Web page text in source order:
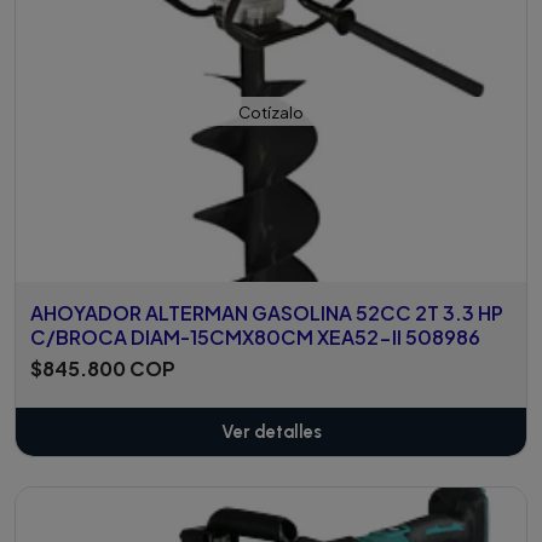
Cotízalo
AHOYADOR ALTERMAN GASOLINA 52CC 2T 3.3 HP
C/BROCA DIAM-15CMX80CM XEA52-II 508986
$845.800 COP
Ver detalles